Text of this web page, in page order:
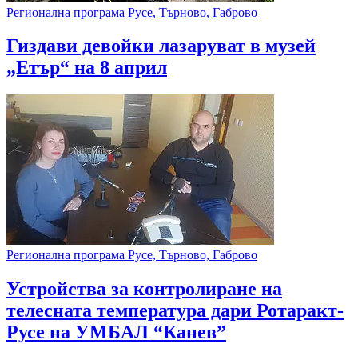
Регионална програма Русе, Търново, Габрово
Гиздави девойки лазаруват в музей
„Етър“ на 8 април
Регионална програма Русе, Търново, Габрово
Устройства за контролиране на
телесната температура дари Ротаракт-
Русе на УМБАЛ “Канев”